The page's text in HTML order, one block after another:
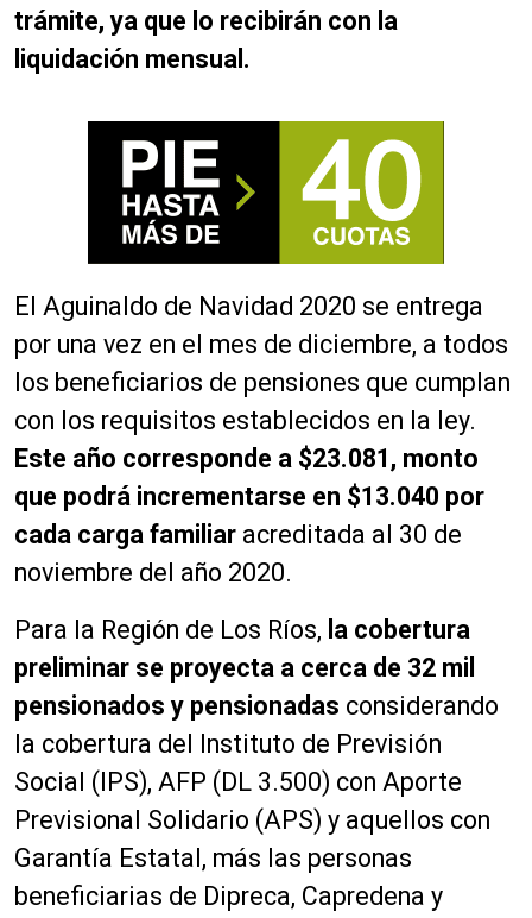
trámite, ya que lo recibirán con la
liquidación mensual.
El Aguinaldo de Navidad 2020 se entrega
por una vez en el mes de diciembre, a todos
los beneficiarios de pensiones que cumplan
con los requisitos establecidos en la ley.
Este año corresponde a $23.081, monto
que podrá incrementarse en $13.040 por
cada carga familiar acreditada al 30 de
noviembre del año 2020.
Para la Región de Los Ríos, la cobertura
preliminar se proyecta a cerca de 32 mil
pensionados y pensionadas considerando
la cobertura del Instituto de Previsión
Social (IPS), AFP (DL 3.500) con Aporte
Previsional Solidario (APS) y aquellos con
Garantía Estatal, más las personas
beneficiarias de Dipreca, Capredena y